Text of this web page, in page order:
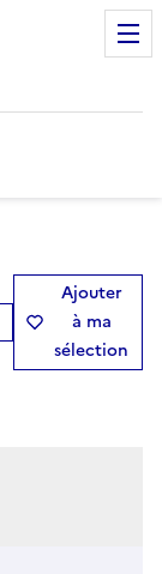
Ajouter
à ma
sélection